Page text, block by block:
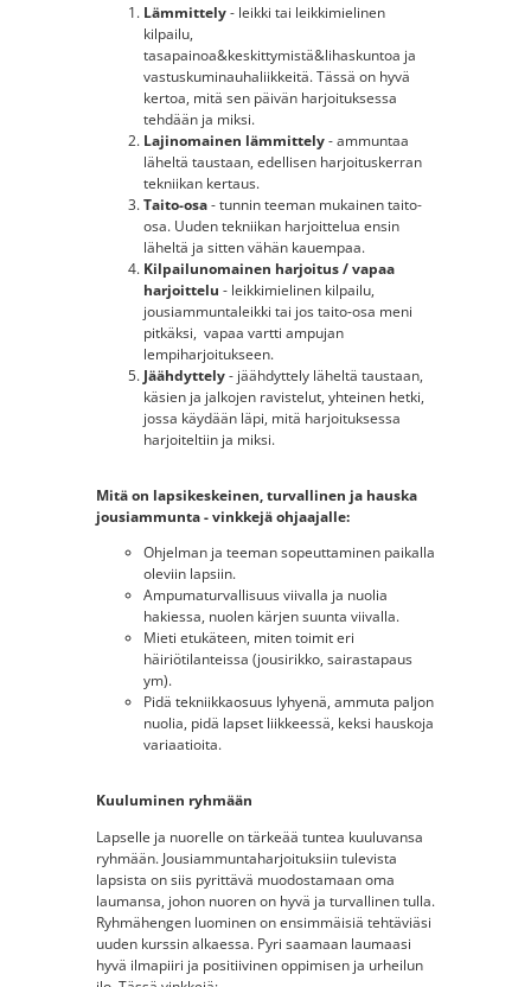
Lämmittely- leikki tai leikkimielinen
kilpailu,
tasapainoa&keskittymistä&lihaskuntoa ja
vastuskuminauhaliikkeitä. Tässä on hyvä
kertoa, mitä sen päivän harjoituksessa
tehdään ja miksi.
Lajinomainen lämmittely- ammuntaa
läheltä taustaan, edellisen harjoituskerran
tekniikan kertaus.
Taito-osa- tunnin teeman mukainen taito-
osa. Uuden tekniikan harjoittelua ensin
läheltä ja sitten vähän kauempaa.
Kilpailunomainen harjoitus / vapaa
harjoittelu - leikkimielinen kilpailu,
jousiammuntaleikki tai jos taito-osa meni
pitkäksi, vapaa vartti ampujan
lempiharjoitukseen.
Jäähdyttely- jäähdyttely läheltä taustaan,
käsien ja jalkojen ravistelut, yhteinen hetki,
jossa käydään läpi, mitä harjoituksessa
harjoiteltiin ja miksi.
Mitä on lapsikeskeinen, turvallinen ja hauska
jousiammunta - vinkkejä ohjaajalle:
Ohjelman ja teeman sopeuttaminen paikalla
oleviin lapsiin.
Ampumaturvallisuus viivalla ja nuolia
hakiessa, nuolen kärjen suunta viivalla.
Mieti etukäteen, miten toimit eri
häiriötilanteissa (jousirikko, sairastapaus
ym).
Pidä tekniikkaosuus lyhyenä, ammuta paljon
nuolia, pidä lapset liikkeessä, keksi hauskoja
variaatioita.
Kuuluminen ryhmään
Lapselle ja nuorelle on tärkeää tuntea kuuluvansa
ryhmään. Jousiammuntaharjoituksiin tulevista
lapsista on siis pyrittävä muodostamaan oma
laumansa, johon nuoren on hyvä ja turvallinen tulla.
Ryhmähengen luominen on ensimmäisiä tehtäviäsi
uuden kurssin alkaessa. Pyri saamaan laumaasi
hyvä ilmapiiri ja positiivinen oppimisen ja urheilun